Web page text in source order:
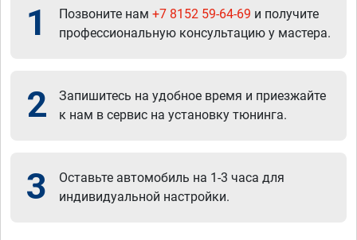
1 Позвоните нам +7 8152 59-64-69 и получите
профессиональную консультацию у мастера.
2
Запишитесь на удобное время и приезжайте
к нам в сервис на установку тюнинга.
3
Оставьте автомобиль на 1-3 часа для
индивидуальной настройки.